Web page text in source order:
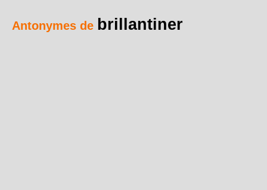
Antonymes de brillantiner